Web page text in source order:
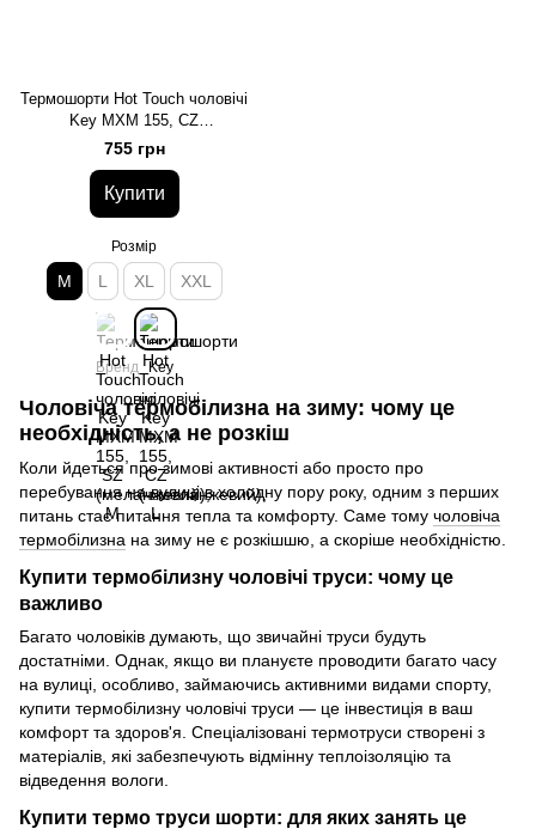
Термошорти Hot Touch чоловічі
Key MXM 155, CZ
(ч.меланжевий), M
755 грн
Купити
Розмір
M L XL XXL
Бренд Key
Чоловіча термобілизна на зиму: чому це
необхідність, а не розкіш
Коли йдеться про зимові активності або просто про
перебування на вулиці в холодну пору року, одним з перших
питань стає питання тепла та комфорту. Саме тому чоловіча
термобілизна на зиму не є розкішшю, а скоріше необхідністю.
Купити термобілизну чоловічі труси: чому це
важливо
Багато чоловіків думають, що звичайні труси будуть
достатніми. Однак, якщо ви плануєте проводити багато часу
на вулиці, особливо, займаючись активними видами спорту,
купити термобілизну чоловічі труси — це інвестиція в ваш
комфорт та здоров'я. Спеціалізовані термотруси створені з
матеріалів, які забезпечують відмінну теплоізоляцію та
відведення вологи.
Купити термо труси шорти: для яких занять це